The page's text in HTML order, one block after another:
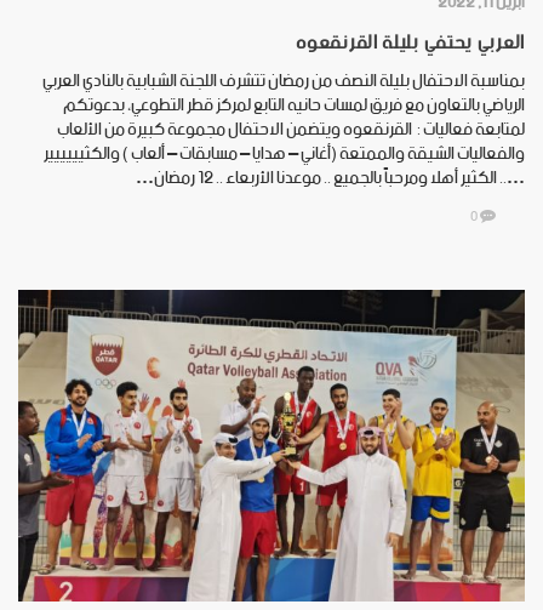
العربي يحتفي بليلة القرنقعوه
بمناسبة الاحتفال بليلة النصف من رمضان تتشرف اللجنة الشبابية بالنادي العربي
الرياضي بالتعاون مع فريق لمسات حانيه التابع لمركز قطر التطوعي، بدعوتكم
لمتابعة فعاليات : القرنقعوه ويتضمن الاحتفال مجموعة كبيرة من الألعاب
والفعاليات الشيقة والممتعة (أغاني – هدايا – مسابقات – ألعاب ) والكثيييييير
….. الكثير أهلا ومرحباً بالجميع .. موعدنا الأربعاء .. ١٢ رمضان…
0